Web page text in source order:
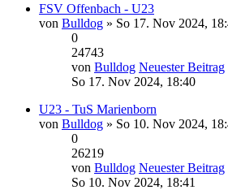
FSV Offenbach - U23
von Bulldog » So 17. Nov 2024,
0
24743
von Bulldog Neuester Beitrag
So 17. Nov 2024, 18:40
U23 - TuS Marienborn
von Bulldog » So 10. Nov 2024,
0
26219
von Bulldog Neuester Beitrag
So 10. Nov 2024, 18:41